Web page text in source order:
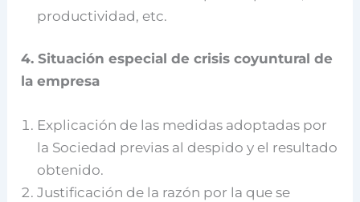
productividad, etc.
4. Situación especial de crisis coyuntural de
la empresa
Explicación de las medidas adoptadas por
la Sociedad previas al despido y el resultado
obtenido.
Justificación de la razón por la que se